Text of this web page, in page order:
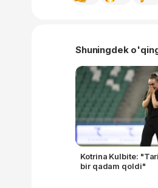
Shuningdek
Kotrina Kulbite:
bir qadam qoldi"